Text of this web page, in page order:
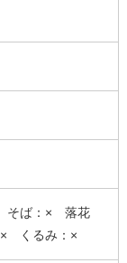
ば：× 落花
くるみ：×